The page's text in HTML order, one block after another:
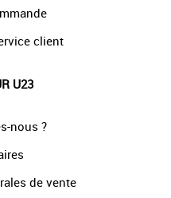
client
U23
nous ?
de vente